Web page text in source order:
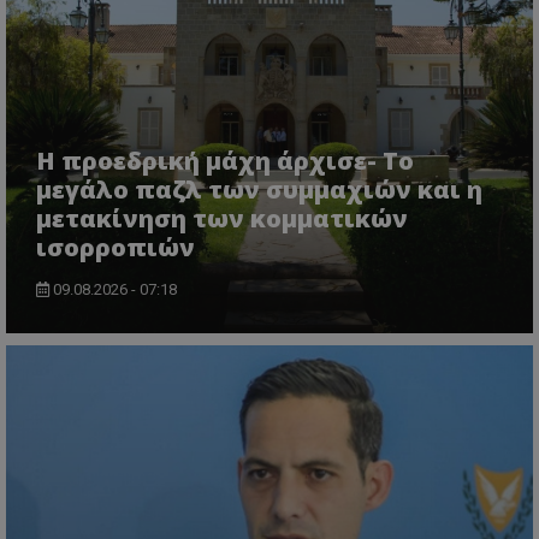
Η προεδρική μάχη άρχισε- Το
μεγάλο παζλ των συμμαχιών και η
μετακίνηση των κομματικών
ισορροπιών
09.08.2026 - 07:18
.youtube.com